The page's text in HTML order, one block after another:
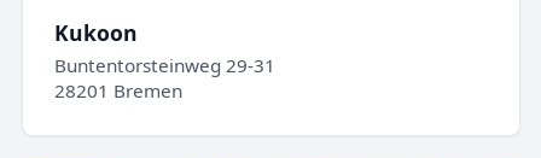
Kukoon
Buntentorsteinweg 29-31
28201 Bremen